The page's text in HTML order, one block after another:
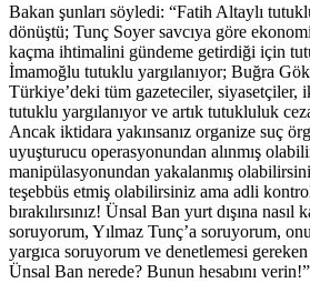
Bakan şunları söyledi: “Fatih Altaylı
dönüştü; Tunç Soyer savcıya göre
kaçma ihtimalini gündeme getirdiği için
İmamoğlu tutuklu yargılanıyor; Buğra
Türkiye’deki tüm gazeteciler, siyasetçiler,
tutuklu yargılanıyor ve artık tutukluluk
Ancak iktidara yakınsanız organize suç
uyuşturucu operasyonundan alınmış
manipülasyonundan yakalanmış
teşebbüs etmiş olabilirsiniz ama adli
bırakılırsınız! Ünsal Ban yurt dışına nasıl
soruyorum, Yılmaz Tunç’a soruyorum,
yargıca soruyorum ve denetlemesi
Ünsal Ban nerede? Bunun hesabını verin!”